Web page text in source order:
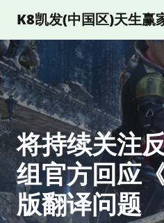
K8凯发(中国区)天生赢
将持续关注
组官方回应
版翻译问题